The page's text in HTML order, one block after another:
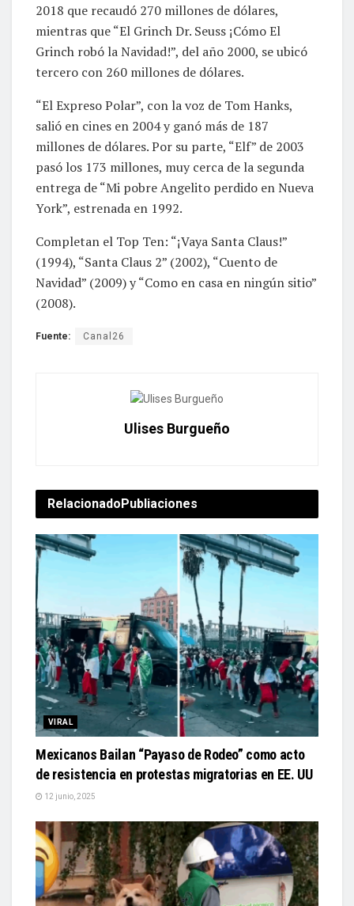
2018 que recaudó 270 millones de dólares,
mientras que “El Grinch Dr. Seuss ¡Cómo El
Grinch robó la Navidad!”, del año 2000, se ubicó
tercero con 260 millones de dólares.
“El Expreso Polar”, con la voz de Tom Hanks,
salió en cines en 2004 y ganó más de 187
millones de dólares. Por su parte, “Elf” de 2003
pasó los 173 millones, muy cerca de la segunda
entrega de “Mi pobre Angelito perdido en Nueva
York”, estrenada en 1992.
Completan el Top Ten: “¡Vaya Santa Claus!”
(1994), “Santa Claus 2” (2002), “Cuento de
Navidad” (2009) y “Como en casa en ningún sitio”
(2008).
Fuente: Canal26
Ulises Burgueño
RelacionadoPubliaciones
VIRAL
Mexicanos Bailan “Payaso de Rodeo” como acto
de resistencia en protestas migratorias en EE. UU
12 junio, 2025